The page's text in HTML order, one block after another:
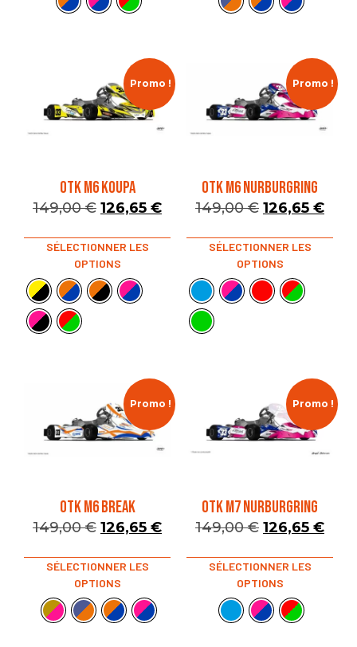
Promo !
OTK M6 KOUPA
149,00€ 126,65 €
SÉLECTIONNER LES
OPTIONS
Promo !
OTK M6 NURBURGRING
149,00€ 126,65 €
SÉLECTIONNER LES
OPTIONS
Promo !
OTK M6 BREAK
149,00€ 126,65 €
SÉLECTIONNER LES
OPTIONS
Promo !
OTK M7 NURBURGRING
149,00€ 126,65 €
SÉLECTIONNER LES
OPTIONS